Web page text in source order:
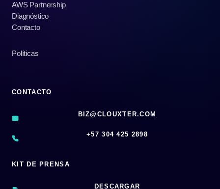
AWS Partnership
Diagnóstico
Contacto
Políticas
CONTACTO
BIZ@CLOUXTER.COM
‪+57 304 425 2898
KIT DE PRENSA
DESCARGAR